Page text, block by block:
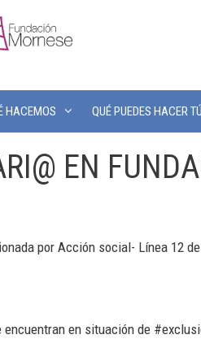
HACEMOS QUÉ PUEDES HACER TÚ
EN
por Acción social- Línea 12
en situación de